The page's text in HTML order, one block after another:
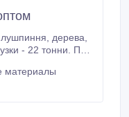
дерева,
- 22 тонни. ПДВ
материалы